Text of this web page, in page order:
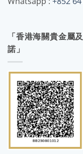
「香港海關貴金屬
諾」